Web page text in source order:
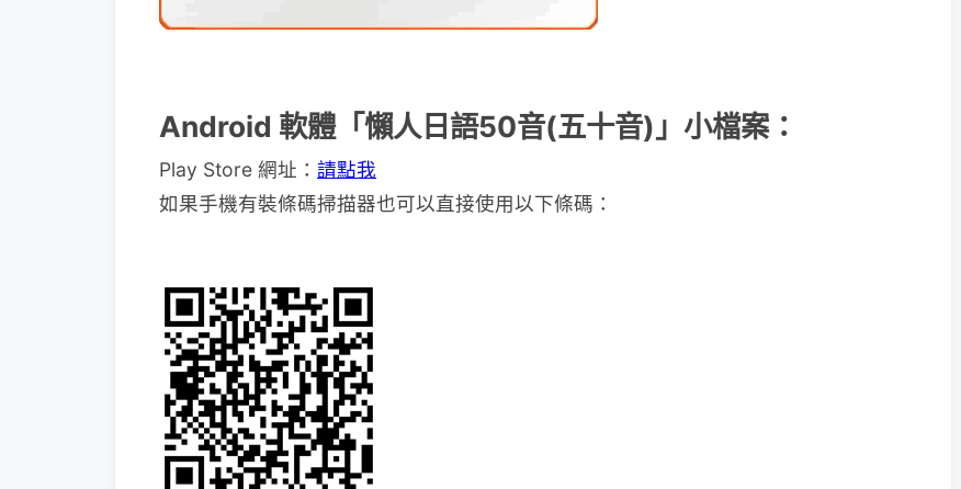
Android 軟體「懶人日語50音(五十音)」小檔案：
Play Store 網址： 請點我
如果手機有裝條碼掃描器也可以直接使用以下條碼：